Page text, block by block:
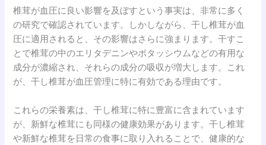
椎茸が血圧に良い影響を及ぼすという事実は、非常に多く
の研究で確認されています。しかしながら、干し椎茸が血
圧に適用されると、その影響はさらに強まります。干すこ
とで椎茸の中のエリタデニンやポタッシウムなどの有用な
成分が濃縮され、それらの成分の吸収が増大します。これ
が、干し椎茸が血圧管理に特に有効である理由です。
これらの栄養素は、干し椎茸に特に豊富に含まれています
が、新鮮な椎茸にも同様の健康効果があります。干し椎茸
や新鮮な椎茸を日常の食事に取り入れることで、健康的な